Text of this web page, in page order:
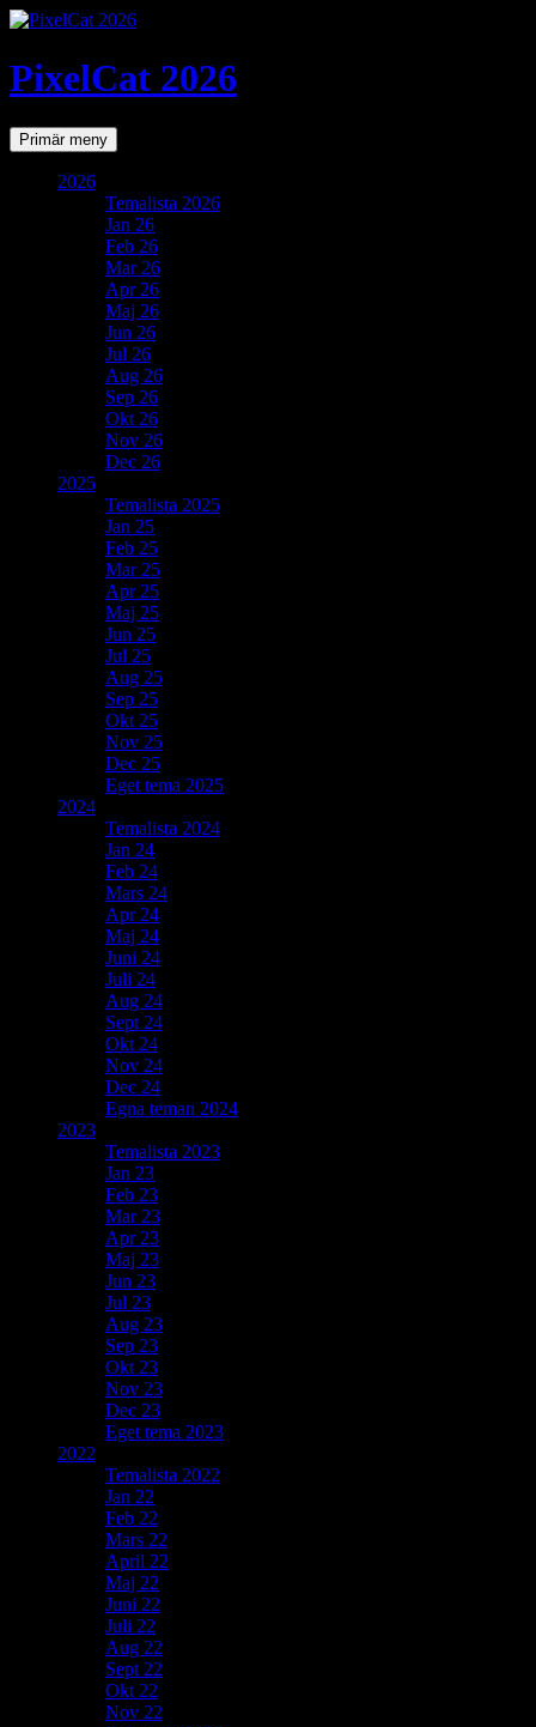
PixelCat 2026
SökPrimär meny Gå
till
2026
Temalista 2026
Jan 26
Feb 26
Mar 26
Apr 26
Maj 26
Jun 26
Jul 26
Aug 26
Sep 26
Okt 26
Nov 26
Dec 26
2025
Temalista 2025
Jan 25
Feb 25
Mar 25
Apr 25
Maj 25
Jun 25
Jul 25
Aug 25
Sep 25
Okt 25
Nov 25
Dec 25
Eget tema 2025
2024
Temalista 2024
Jan 24
Feb 24
Mars 24
Apr 24
Maj 24
Juni 24
Juli 24
Aug 24
Sept 24
Okt 24
Nov 24
Dec 24
Egna teman 2024
2023
Temalista 2023
Jan 23
Feb 23
Mar 23
Apr 23
Maj 23
Jun 23
Jul 23
Aug 23
Sep 23
Okt 23
Nov 23
Dec 23
Eget tema 2023
2022
Temalista 2022
Jan 22
Feb 22
Mars 22
April 22
Maj 22
Juni 22
Juli 22
Aug 22
Sept 22
Okt 22
Nov 22